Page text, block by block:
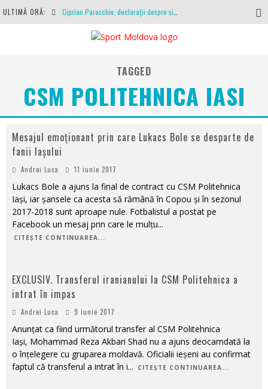
ULTIMĂ ORĂ:
Antrenamente la peste 30 de grade Celsius. Mircea Rednic își pregătește fotbaliștii pentru calvarul de duminică
Coronavirus la FC Botoșani. Un străin a stat în carantină, dar a fost testat pozitiv
TAGGED
CSM POLITEHNICA IASI
Mesajul emoționant prin care Lukacs Bole se desparte de
fanii Iașului
Andrei Luca 11 iunie 2017
Lukacs Bole a ajuns la final de contract cu CSM Politehnica
Iași, iar șansele ca acesta să rămână în Copou și în sezonul
2017-2018 sunt aproape nule. Fotbalistul a postat pe
Facebook un mesaj prin care le mulțu...
CITEȘTE CONTINUAREA...
EXCLUSIV. Transferul iranianului la CSM Politehnica a
intrat în impas
Andrei Luca 9 iunie 2017
Anunțat ca fiind următorul transfer al CSM Politehnica
Iași, Mohammad Reza Akbari Shad nu a ajuns deocamdată la
o înțelegere cu gruparea moldavă. Oficialii ieșeni au confirmat
faptul că transferul a intrat în i... CITEȘTE CONTINUAREA...